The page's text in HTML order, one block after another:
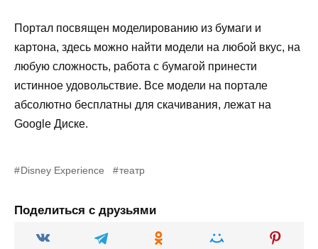
Портал посвящен моделированию из бумаги и
картона, здесь можно найти модели на любой вкус, на
любую сложность, работа с бумагой принести
истинное удовольствие. Все модели на портале
абсолютно бесплатны для скачивания, лежат на
Google Диске.
Disney Experience театр
Поделиться с друзьями